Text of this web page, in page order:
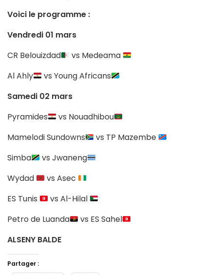
Voici le programme :
Vendredi 01 mars
CR Belouizdad
vs Medeama
Al Ahly
vs Young Africans
Samedi 02 mars
Pyramides
vs Nouadhibou
Mamelodi Sundowns
vs TP Mazembe
Simba
vs Jwaneng
Wydad
vs Asec
ES Tunis
vs Al-Hilal
Petro de Luanda
vs ES Sahel
ALSENY BALDE
Partager :